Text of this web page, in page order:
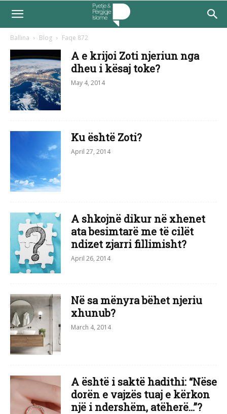
Ballina Blog Faqe 872
A e krijoi Zoti njeriun nga
dheu i kësaj toke?
May 4, 2014
Ku është Zoti?
April 27, 2014
A shkojnë dikur në xhenet
ata besimtarë me të cilët
ndizet zjarri fillimisht?
April 26, 2014
Në sa mënyra bëhet njeriu
xhunub?
March 4, 2014
A është i saktë hadithi: “Nëse
dorën e vajzës tuaj e kërkon
një i ndershëm, atëherë…”?